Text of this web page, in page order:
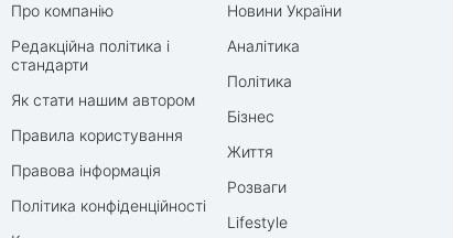
Про компанію
Редакційна політика і
стандарти
Як стати нашим автором
Правила користування
Правова інформація
Політика конфіденційності
Новини України
Аналітика
Політика
Бізнес
Життя
Розваги
Lifestyle